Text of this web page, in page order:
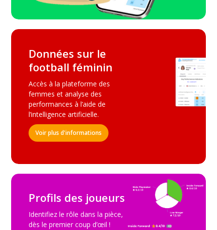
Données sur le
football féminin
Accès à la plateforme des
femmes et analyse des
performances à l’aide de
l’intelligence artificielle.
Voir plus d'informations
Profils des joueurs
Identifiez le rôle dans la pièce,
dès le premier coup d’œil !